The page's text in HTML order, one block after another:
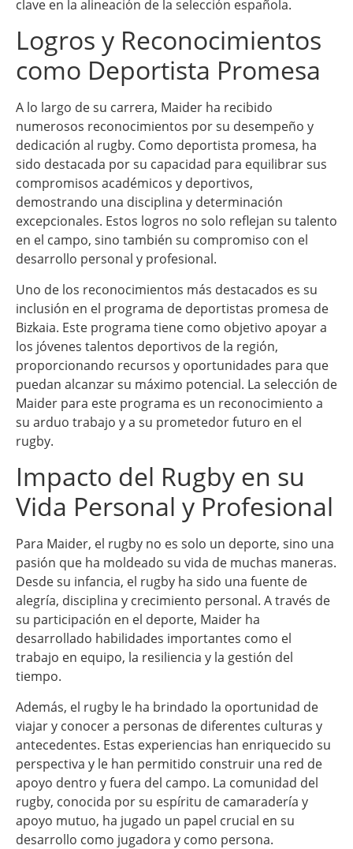
clave en la alineación de la selección española.
Logros y Reconocimientos
como Deportista Promesa
A lo largo de su carrera, Maider ha recibido
numerosos reconocimientos por su desempeño y
dedicación al rugby. Como deportista promesa, ha
sido destacada por su capacidad para equilibrar sus
compromisos académicos y deportivos,
demostrando una disciplina y determinación
excepcionales. Estos logros no solo reflejan su talento
en el campo, sino también su compromiso con el
desarrollo personal y profesional.
Uno de los reconocimientos más destacados es su
inclusión en el programa de deportistas promesa de
Bizkaia. Este programa tiene como objetivo apoyar a
los jóvenes talentos deportivos de la región,
proporcionando recursos y oportunidades para que
puedan alcanzar su máximo potencial. La selección de
Maider para este programa es un reconocimiento a
su arduo trabajo y a su prometedor futuro en el
rugby.
Impacto del Rugby en su
Vida Personal y Profesional
Para Maider, el rugby no es solo un deporte, sino una
pasión que ha moldeado su vida de muchas maneras.
Desde su infancia, el rugby ha sido una fuente de
alegría, disciplina y crecimiento personal. A través de
su participación en el deporte, Maider ha
desarrollado habilidades importantes como el
trabajo en equipo, la resiliencia y la gestión del
tiempo.
Además, el rugby le ha brindado la oportunidad de
viajar y conocer a personas de diferentes culturas y
antecedentes. Estas experiencias han enriquecido su
perspectiva y le han permitido construir una red de
apoyo dentro y fuera del campo. La comunidad del
rugby, conocida por su espíritu de camaradería y
apoyo mutuo, ha jugado un papel crucial en su
desarrollo como jugadora y como persona.